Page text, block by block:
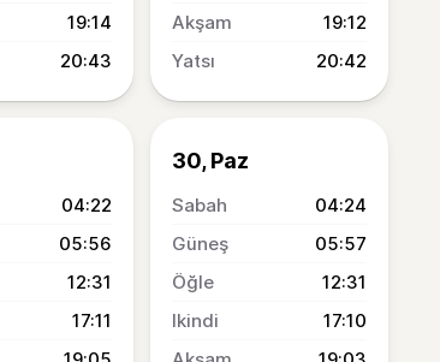
19:14
20:43
19:12
20:42
04:22
05:56
12:31
17:11
30, Paz
04:24
05:57
12:31
17:10